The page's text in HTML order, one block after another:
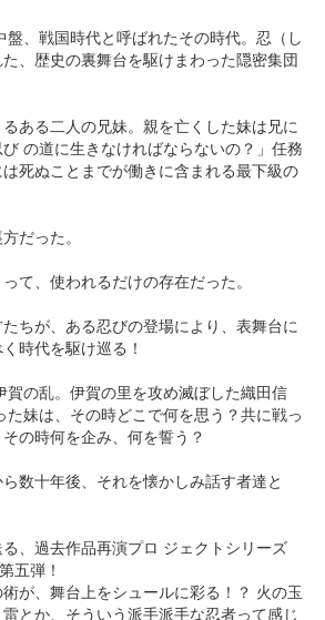
盤、戦国時代と呼ばれたその時代。忍（し
、歴史の裏舞台を駆けまわった隠密集団
ある二人の兄妹。親を亡くした妹は兄に
の道に生きなければならないの？」任務
死ぬことまでが働きに含まれる最下級の
だった。
て、使われるだけの存在だった。
たちが、ある忍びの登場により、表舞台に
時代を駆け巡る！
賀の乱。伊賀の里を攻め滅ぼした織田信
た妹は、その時どこで何を思う？共に戦っ
の時何を企み、何を誓う？
数十年後、それを懐かしみ話す者達と
、過去作品再演プロ ジェクトシリーズ
五弾！
が、舞台上をシュールに彩る！？ 火の玉
とか、そういう派手派手な忍者って感じ